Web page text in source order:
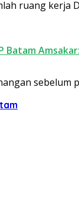
ruang
sebelum